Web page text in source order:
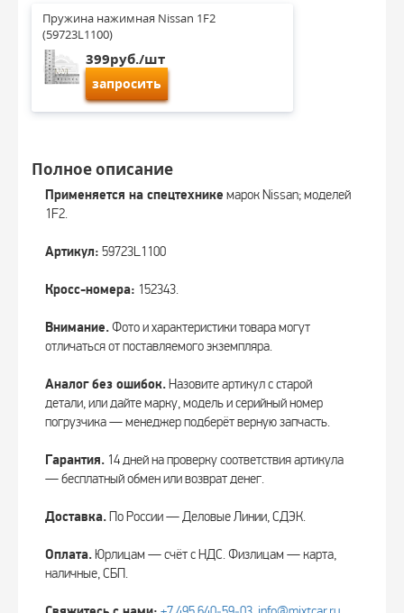
Пружина нажимная Nissan 1F2
(59723L1100)
399руб./шт
запросить
Полное описание
Применяется на спецтехнике марок Nissan; моделей
1F2.
Артикул: 59723L1100
Кросс-номера: 152343.
Внимание.Фото и характеристики товара могут
отличаться от поставляемого экземпляра.
Аналог без ошибок.Назовите артикул с старой
детали, или дайте марку, модель и серийный номер
погрузчика — менеджер подберёт верную запчасть.
Гарантия. 14 дней на проверку соответствия артикула
— бесплатный обмен или возврат денег.
Доставка.По России — Деловые Линии, СДЭК.
Оплата. Юрлицам — счёт с НДС. Физлицам — карта,
наличные, СБП.